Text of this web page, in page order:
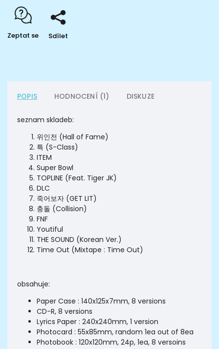
Zeptat se Sdílet
POPIS HODNOCENÍ (1) DISKUZE
seznam skladeb:
위인전 (Hall of Fame)
특 (S-Class)
ITEM
Super Bowl
TOPLINE (Feat. Tiger JK)
DLC
죽어보자 (GET LIT)
충돌 (Collision)
FNF
Youtiful
THE SOUND (Korean Ver.)
Time Out (Mixtape : Time Out)
obsahuje:
Paper Case : 140x125x7mm, 8 versions
CD-R, 8 versions
Lyrics Paper : 240x240mm, 1 version
Photocard : 55x85mm, random 1ea out of 8ea
Photobook : 120x120mm, 24p, 1ea, 8 versoins